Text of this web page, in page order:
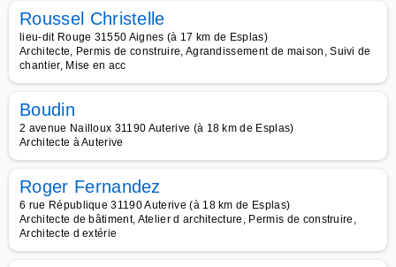
Roussel Christelle
lieu-dit Rouge 31550 Aignes (à 17 km de Esplas)
Architecte, Permis de construire, Agrandissement de maison, Suivi de
chantier, Mise en acc
Boudin
2 avenue Nailloux 31190 Auterive (à 18 km de Esplas)
Architecte à Auterive
Roger Fernandez
6 rue République 31190 Auterive (à 18 km de Esplas)
Architecte de bâtiment, Atelier d architecture, Permis de construire,
Architecte d extérie